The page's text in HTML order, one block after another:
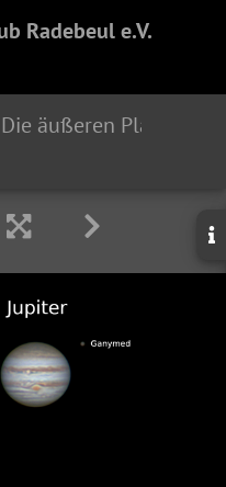
Radebeul e.V.